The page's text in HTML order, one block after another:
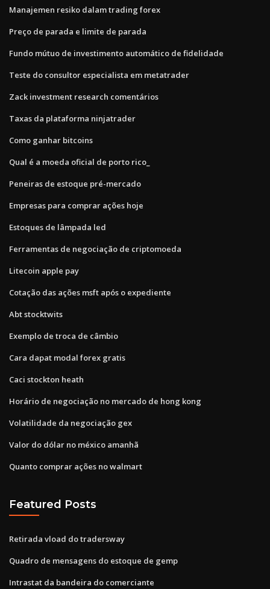
Manajemen resiko dalam trading forex
Preço de parada e limite de parada
Fundo mútuo de investimento automático de fidelidade
Teste do consultor especialista em metatrader
Zack investment research comentários
Taxas da plataforma ninjatrader
Como ganhar bitcoins
Qual é a moeda oficial de porto rico_
Peneiras de estoque pré-mercado
Empresas para comprar ações hoje
Estoques de lâmpada led
Ferramentas de negociação de criptomoeda
Litecoin apple pay
Cotação das ações msft após o expediente
Abt stocktwits
Exemplo de troca de câmbio
Cara dapat modal forex gratis
Caci stockton heath
Horário de negociação no mercado de hong kong
Volatilidade da negociação gex
Valor do dólar no méxico amanhã
Quanto comprar ações no walmart
Featured Posts
Retirada vload do tradersway
Quadro de mensagens do estoque de gemp
Intrastat da bandeira do comerciante